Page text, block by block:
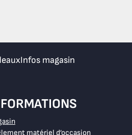
Infos magasin
matériel d’occasion